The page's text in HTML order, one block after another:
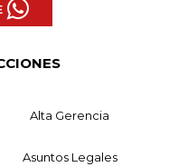
Alta Gerencia
Asuntos Legales